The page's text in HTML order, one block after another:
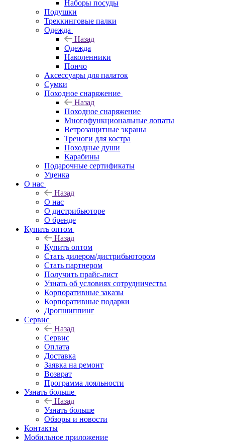
Наборы посуды
Подушки
Треккинговые палки
Одежда
Назад
Одежда
Наколенники
Пончо
Аксессуары для палаток
Сумки
Походное снаряжение
Назад
Походное снаряжение
Многофункциональные лопаты
Ветрозащитные экраны
Треноги для костра
Походные души
Карабины
Подарочные сертификаты
Уценка
О нас
Назад
О нас
О дистрибьюторе
О бренде
Купить оптом
Назад
Купить оптом
Стать дилером/дистрибьютором
Стать партнером
Получить прайс-лист
Узнать об условиях сотрудничества
Корпоративные заказы
Корпоративные подарки
Дропшиппинг
Сервис
Назад
Сервис
Оплата
Доставка
Заявка на ремонт
Возврат
Программа лояльности
Узнать больше
Назад
Узнать больше
Обзоры и новости
Контакты
Мобильное приложение